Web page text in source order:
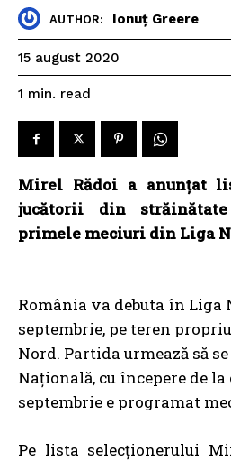
AUTHOR: Ionuț Greere
15 august 2020
1 min. read
Mirel Rădoi a anunțat
jucătorii din
primele meciuri din Liga
România va debuta în
septembrie, pe teren
Nord. Partida urmează să
Națională, cu începere de la
septembrie e programat
Pe lista selecționerului